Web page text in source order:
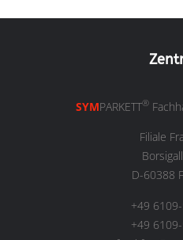
SYMPARKETT®
Filiale
D-60388
+49
+49